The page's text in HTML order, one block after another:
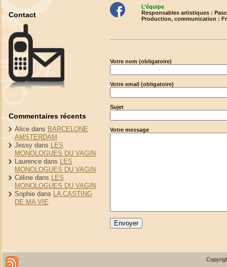
Contact
Commentaires récents
Alice dans BARCELONE
AMSTERDAM
Jessy dans LES
MONOLOGUES DU VAGIN
Laurence dans LES
MONOLOGUES DU VAGIN
Céline dans LES
MONOLOGUES DU VAGIN
Sophie dans LA CASTING
DE MA VIE
L’équipe
Responsables artistiques :
Production, communication :
Votre nom (obligatoire)
Votre email (obligatoire)
Sujet
Votre message